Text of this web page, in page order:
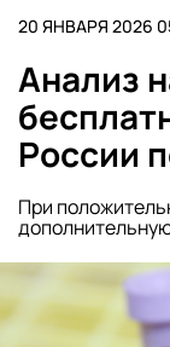
20 ЯНВАРЯ 2026
Анализ
России
При